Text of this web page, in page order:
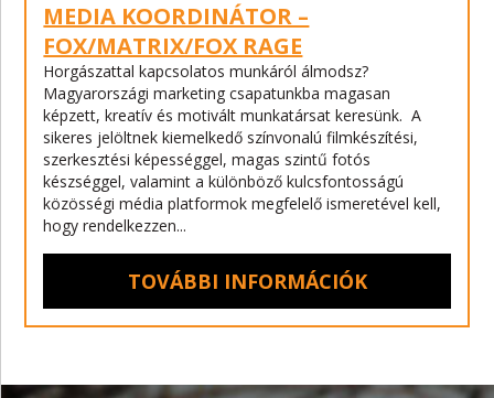
MEDIA KOORDINÁTOR –
FOX/MATRIX/FOX RAGE
Horgászattal kapcsolatos munkáról álmodsz?
Magyarországi marketing csapatunkba magasan
képzett, kreatív és motivált munkatársat keresünk. A
sikeres jelöltnek kiemelkedő színvonalú filmkészítési,
szerkesztési képességgel, magas szintű fotós
készséggel, valamint a különböző kulcsfontosságú
közösségi média platformok megfelelő ismeretével kell,
hogy rendelkezzen...
TOVÁBBI INFORMÁCIÓK